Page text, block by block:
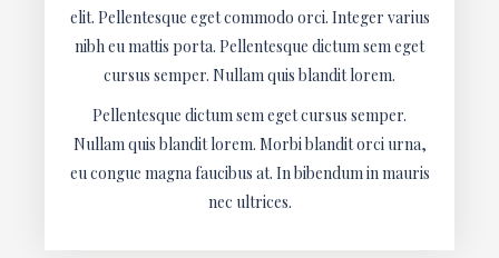
elit. Pellentesque eget commodo orci. Integer varius
nibh eu mattis porta. Pellentesque dictum sem eget
cursus semper. Nullam quis blandit lorem.
Pellentesque dictum sem eget cursus semper.
Nullam quis blandit lorem. Morbi blandit orci urna,
eu congue magna faucibus at. In bibendum in mauris
nec ultrices.